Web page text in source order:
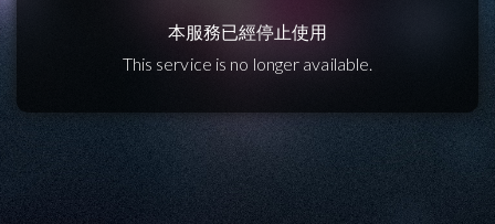
本服務已經停止使用
This service is no longer available.